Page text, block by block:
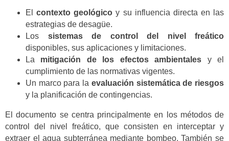
Elcontexto geológico y su influencia directa en las
estrategias de desagüe.
Los sistemas de control del nivel freático
disponibles, sus aplicaciones y limitaciones.
La mitigación de los efectos ambientales y el
cumplimiento de las normativas vigentes.
Un marco para la evaluación sistemática de riesgos
y la planificación de contingencias.
El documento se centra principalmente en los métodos de
control del nivel freático, que consisten en interceptar y
extraer el agua subterránea mediante bombeo. También se